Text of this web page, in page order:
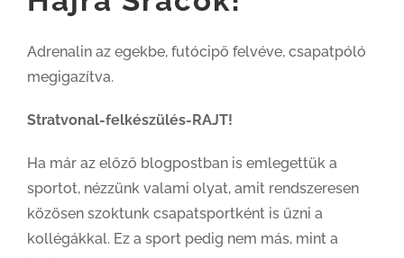
Adrenalin az egekbe, futócipő felvéve, csapatpóló
megigazítva.
Stratvonal-felkészülés-RAJT!
Ha már az előző blogpostban is emlegettük a
sportot, nézzünk valami olyat, amit rendszeresen
közösen szoktunk csapatsportként is űzni a
kollégákkal. Ez a sport pedig nem más, mint a